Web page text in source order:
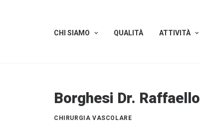
CHI SIAMO QUALITÀ ATTIVITÀ
Borghesi Dr. Raffaello
CHIRURGIA VASCOLARE